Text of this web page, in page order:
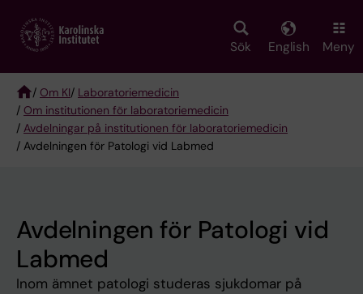
main
Sök English Meny
Breadcrumb
/ Om KI/ Laboratoriemedicin
/ Om institutionen för laboratoriemedicin
/ Avdelningar på institutionen för laboratoriemedicin
/ Avdelningen för Patologi vid Labmed
Avdelningen för Patologi vid
Labmed
Inom ämnet patologi studeras sjukdomar på